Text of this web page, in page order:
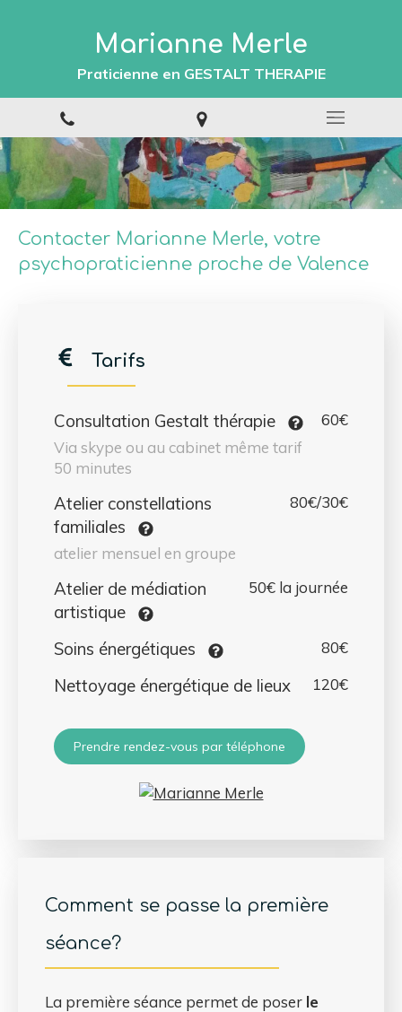
Marianne Merle
Praticienne en GESTALT THERAPIE
Contacter Marianne Merle, votre
psychopraticienne proche de Valence
Tarifs
60€
Consultation Gestalt thérapie
Via skype ou au cabinet même tarif
50 minutes
80€/30€
Atelier constellations
familiales
atelier mensuel en groupe
50€ la journée
Atelier de médiation
artistique
80€
Soins énergétiques
120€
Nettoyage énergétique de lieux
Prendre rendez-vous par téléphone
Comment se passe la première
séance?
La première séance permet de poser le